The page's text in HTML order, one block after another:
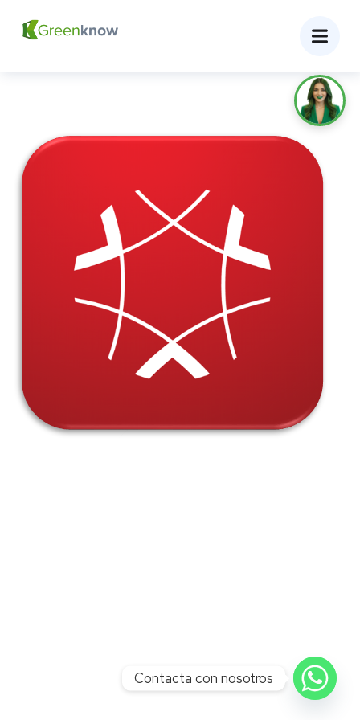
Contacta con nosotros